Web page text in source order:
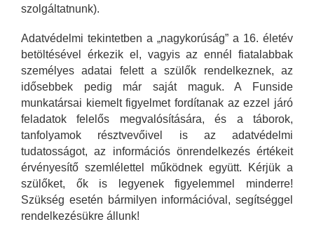
szolgáltatnunk).
Adatvédelmi tekintetben a „nagykorúság” a 16. életév
betöltésével érkezik el, vagyis az ennél fiatalabbak
személyes adatai felett a szülők rendelkeznek, az
idősebbek pedig már saját maguk. A Funside
munkatársai kiemelt figyelmet fordítanak az ezzel járó
feladatok felelős megvalósítására, és a táborok,
tanfolyamok résztvevőivel is az adatvédelmi
tudatosságot, az információs önrendelkezés értékeit
érvényesítő szemlélettel működnek együtt. Kérjük a
szülőket, ők is legyenek figyelemmel minderre!
Szükség esetén bármilyen információval, segítséggel
rendelkezésükre állunk!